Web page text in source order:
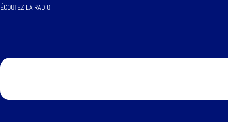
ÉCOUTEZ LA RADIO